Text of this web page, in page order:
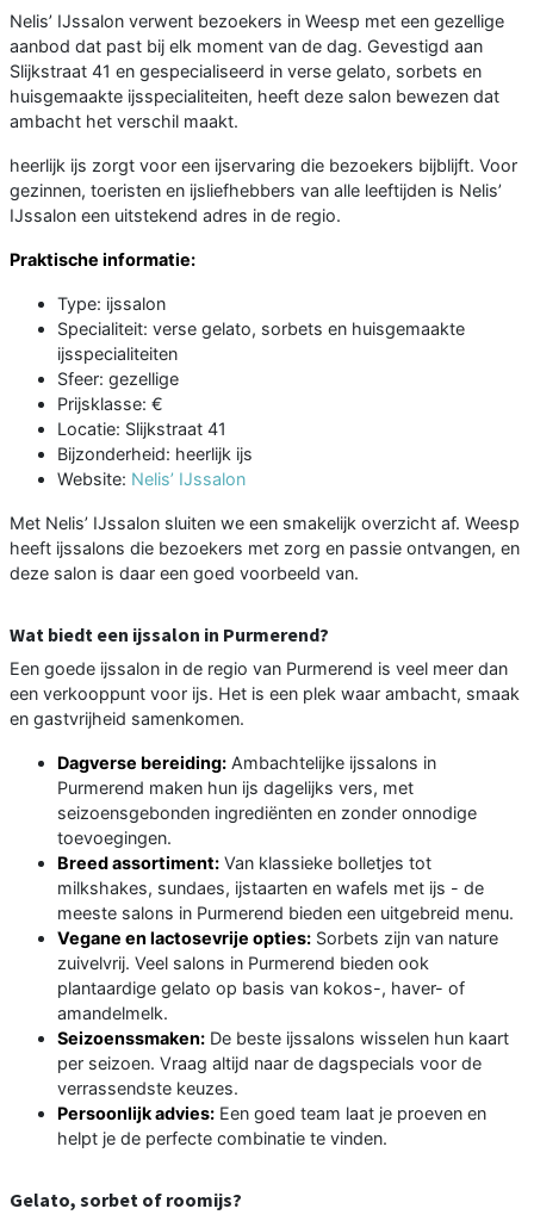
Nelis’ IJssalon verwent bezoekers in Weesp met een gezellige
aanbod dat past bij elk moment van de dag. Gevestigd aan
Slijkstraat 41 en gespecialiseerd in verse gelato, sorbets en
huisgemaakte ijsspecialiteiten, heeft deze salon bewezen dat
ambacht het verschil maakt.
heerlijk ijs zorgt voor een ijservaring die bezoekers bijblijft. Voor
gezinnen, toeristen en ijsliefhebbers van alle leeftijden is Nelis’
IJssalon een uitstekend adres in de regio.
Praktische informatie:
Type: ijssalon
Specialiteit: verse gelato, sorbets en huisgemaakte
ijsspecialiteiten
Sfeer: gezellige
Prijsklasse: €
Locatie: Slijkstraat 41
Bijzonderheid: heerlijk ijs
Website: Nelis’ IJssalon
Met Nelis’ IJssalon sluiten we een smakelijk overzicht af. Weesp
heeft ijssalons die bezoekers met zorg en passie ontvangen, en
deze salon is daar een goed voorbeeld van.
Wat biedt een ijssalon in Purmerend?
Een goede ijssalon in de regio van Purmerend is veel meer dan
een verkooppunt voor ijs. Het is een plek waar ambacht, smaak
en gastvrijheid samenkomen.
Dagverse bereiding: Ambachtelijke ijssalons in
Purmerend maken hun ijs dagelijks vers, met
seizoensgebonden ingrediënten en zonder onnodige
toevoegingen.
Breed assortiment: Van klassieke bolletjes tot
milkshakes, sundaes, ijstaarten en wafels met ijs - de
meeste salons in Purmerend bieden een uitgebreid menu.
Vegane en lactosevrije opties: Sorbets zijn van nature
zuivelvrij. Veel salons in Purmerend bieden ook
plantaardige gelato op basis van kokos-, haver- of
amandelmelk.
Seizoenssmaken: De beste ijssalons wisselen hun kaart
per seizoen. Vraag altijd naar de dagspecials voor de
verrassendste keuzes.
Persoonlijk advies: Een goed team laat je proeven en
helpt je de perfecte combinatie te vinden.
Gelato, sorbet of roomijs?